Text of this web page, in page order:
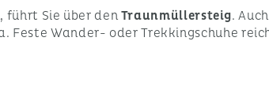
führt Sie über den Traunmüllersteig.
Wander- oder Trekkingschuhe